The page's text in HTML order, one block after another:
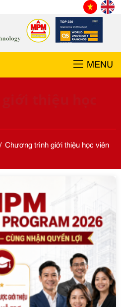
MENU
Chương trình giới thiệu học viên